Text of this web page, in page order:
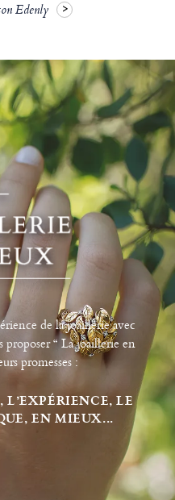
Edenly
de la joaillerie avec
“ La joaillerie en
promesses :
LE
EN MIEUX...